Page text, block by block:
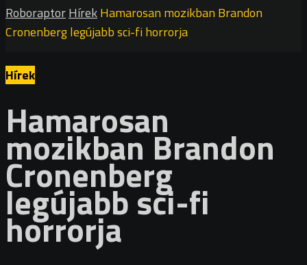
RoboraptorHírekHamarosan mozikban Brandon
Cronenberg legújabb sci-fi horrorja
Hírek
Hamarosan
mozikban Brandon
Cronenberg
legújabb sci-fi
horrorja